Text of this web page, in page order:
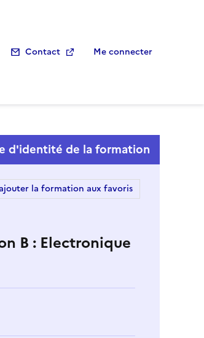
Contact Me connecter
B : Electronique
d'identité de la formation
la formation aux favoris